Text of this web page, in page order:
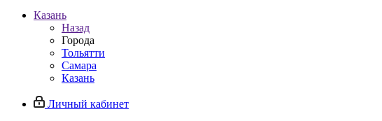
Казань
Назад
Города
Тольятти
Самара
Казань
Личный кабинет